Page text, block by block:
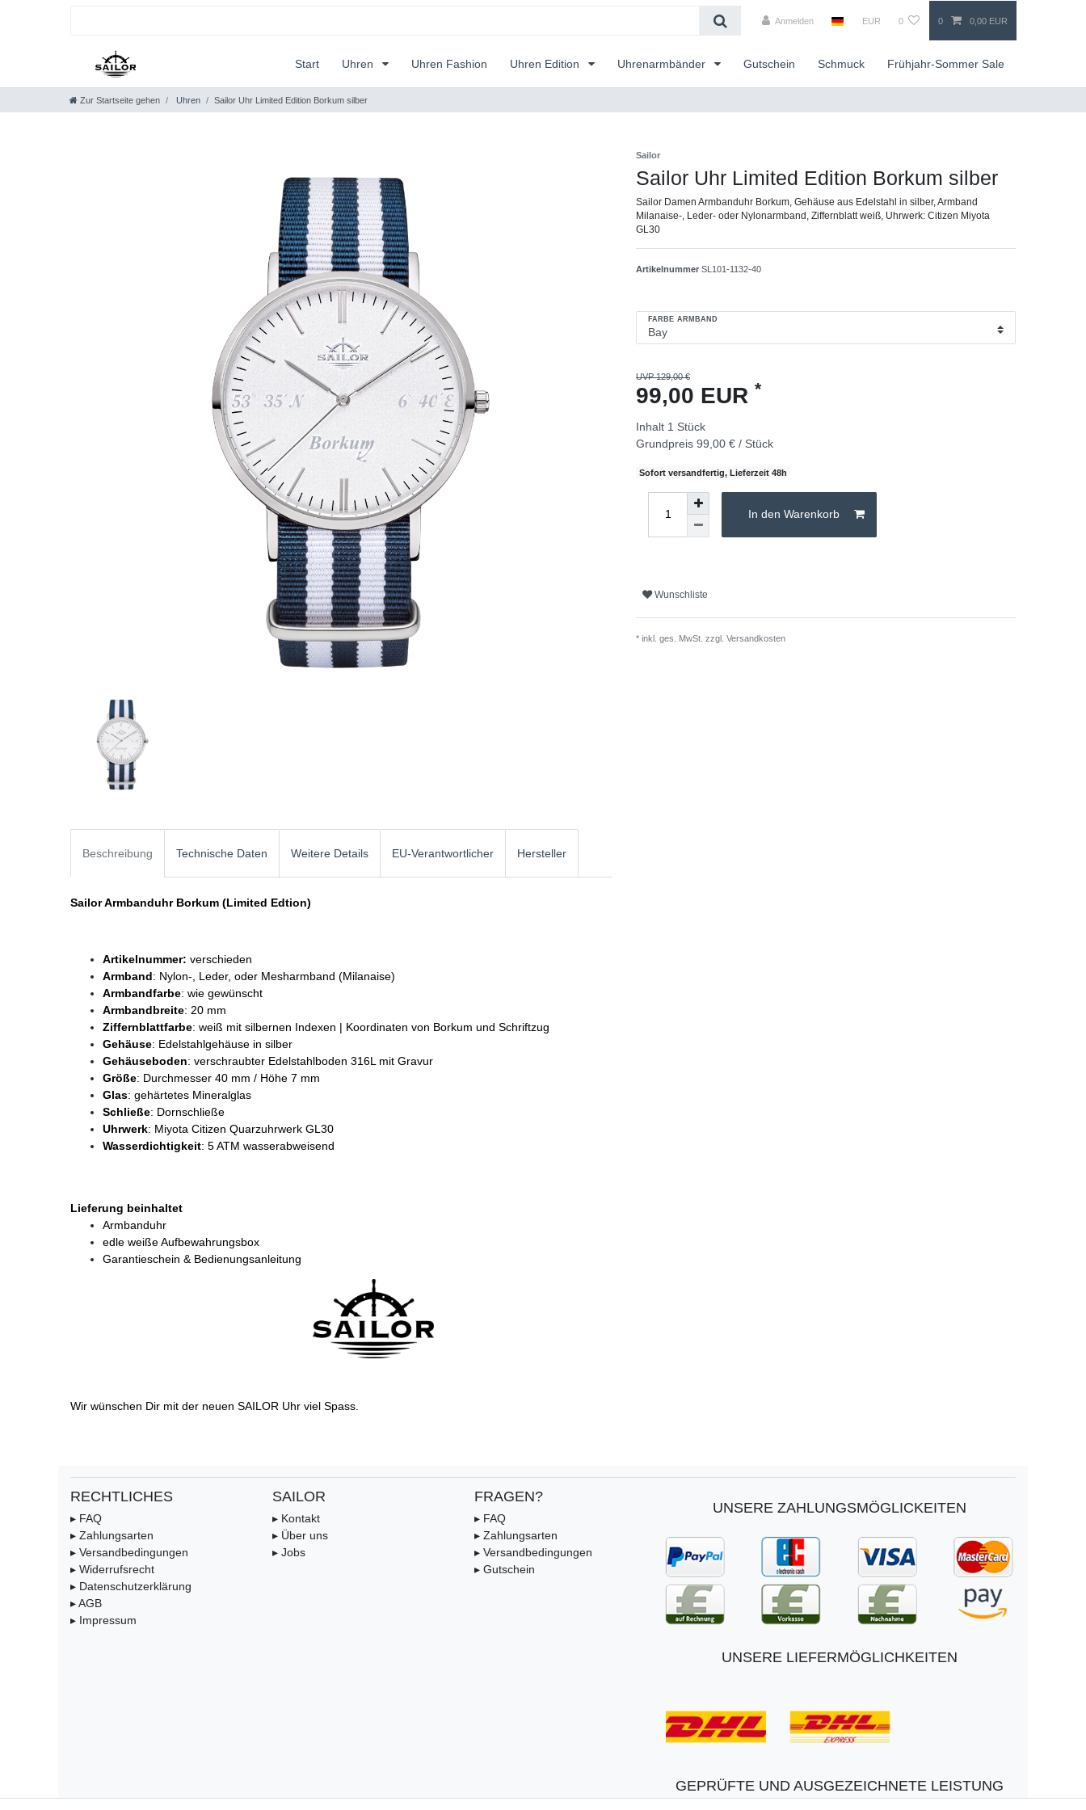
Anmelden EUR 0 0 0,00 EUR
Start Uhren Uhren Fashion Uhren Edition Uhrenarmbänder Gutschein Schmuck Frühjahr-Sommer Sale
Zur Startseite gehen Uhren Sailor Uhr Limited Edition Borkum silber
Sailor
Sailor Uhr Limited Edition Borkum silber
Sailor Damen Armbanduhr Borkum, Gehäuse aus Edelstahl in silber, Armband
Milanaise-, Leder- oder Nylonarmband, Ziffernblatt weiß, Uhrwerk: Citizen Miyota
GL30
Artikelnummer SL101-1132-40
FARBE ARMBAND
UVP 129,00 €
99,00 EUR *
Inhalt 1 Stück
Grundpreis 99,00 € / Stück
Sofort versandfertig, Lieferzeit 48h
In den Warenkorb
Wunschliste
* inkl. ges. MwSt. zzgl. Versandkosten
Beschreibung Technische Daten Weitere Details EU-Verantwortlicher Hersteller
Sailor Armbanduhr Borkum (Limited Edtion)
Artikelnummer: verschieden
Armband: Nylon-, Leder, oder Mesharmband (Milanaise)
Armbandfarbe: wie gewünscht
Armbandbreite: 20 mm
Ziffernblattfarbe: weiß mit silbernen Indexen | Koordinaten von Borkum und Schriftzug
Gehäuse: Edelstahlgehäuse in silber
Gehäuseboden: verschraubter Edelstahlboden 316L mit Gravur
Größe: Durchmesser 40 mm / Höhe 7 mm
Glas: gehärtetes Mineralglas
Schließe: Dornschließe
Uhrwerk: Miyota Citizen Quarzuhrwerk GL30
Wasserdichtigkeit: 5 ATM wasserabweisend
Lieferung beinhaltet
Armbanduhr
edle weiße Aufbewahrungsbox
Garantieschein & Bedienungsanleitung
Wir wünschen Dir mit der neuen SAILOR Uhr viel Spass.
RECHTLICHES
▸ FAQ
▸ Zahlungsarten
▸ Versandbedingungen
▸ Widerrufsrecht
▸ Datenschutzerklärung
▸ AGB
▸ Impressum
SAILOR
▸ Kontakt
▸ Über uns
▸ Jobs
FRAGEN?
▸ FAQ
▸ Zahlungsarten
▸ Versandbedingungen
▸ Gutschein
UNSERE ZAHLUNGSMÖGLICKEITEN
UNSERE LIEFERMÖGLICHKEITEN
GEPRÜFTE UND AUSGEZEICHNETE LEISTUNG